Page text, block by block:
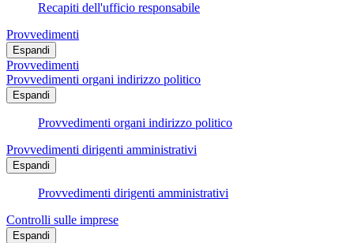
Recapiti dell'ufficio responsabile
Provvedimenti
Espandi
Provvedimenti
Provvedimenti organi indirizzo politico
Espandi
Provvedimenti organi indirizzo politico
Provvedimenti dirigenti amministrativi
Espandi
Provvedimenti dirigenti amministrativi
Controlli sulle imprese
Espandi